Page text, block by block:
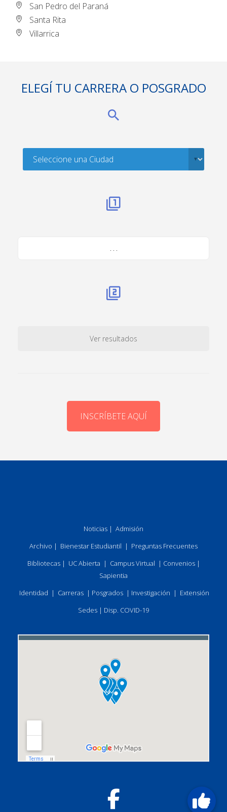
San Pedro del Paraná
Santa Rita
Villarrica
ELEGÍ TU CARRERA O POSGRADO
Ver resultados
INSCRÍBETE AQUÍ
Noticias | Admisión
Archivo | Bienestar Estudiantil | Preguntas Frecuentes
Bibliotecas| UC Abierta | Campus Virtual | Convenios|
Sapientia
Identidad | Carreras | Posgrados | Investigación | Extensión
Sedes | Disp. COVID-19